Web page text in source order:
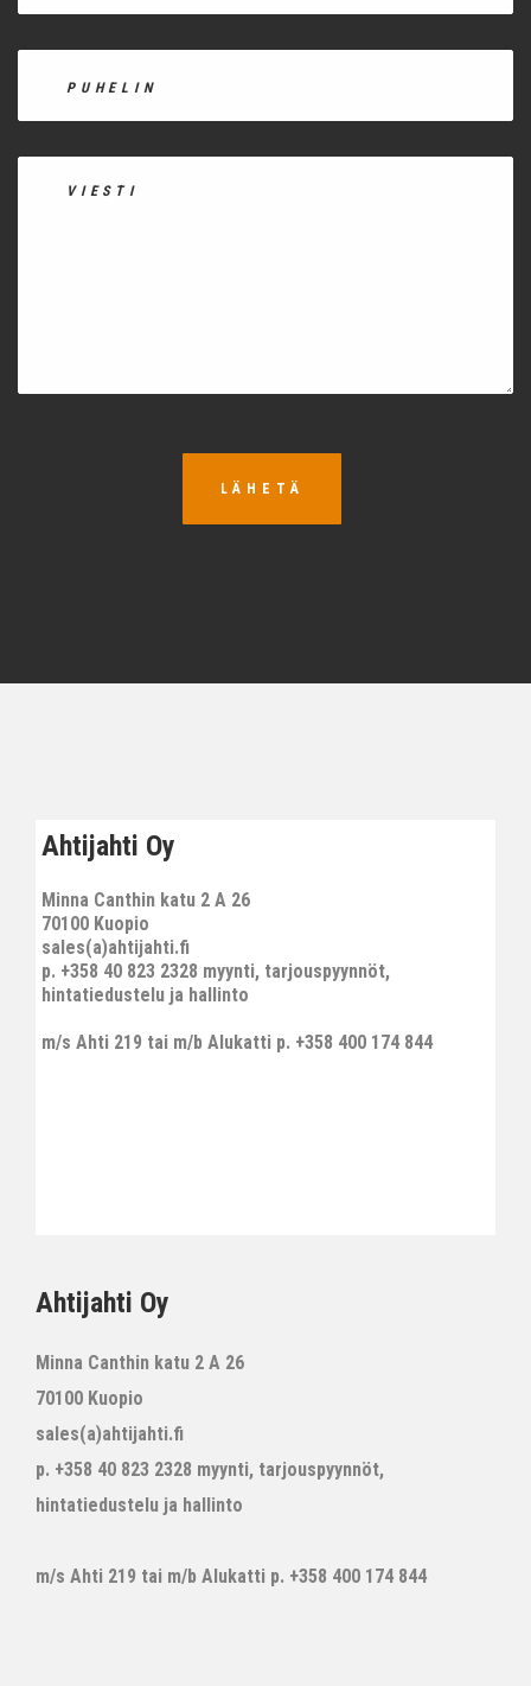
LÄHETÄ
Ahtijahti Oy
Minna Canthin katu 2 A 26
70100 Kuopio
sales(a)ahtijahti.fi
p. +358 40 823 2328 myynti, tarjouspyynnöt,
hintatiedustelu ja hallinto
m/s Ahti 219 tai m/b Alukatti p. +358 400 174 844
Ahtijahti Oy
Minna Canthin katu 2 A 26
70100 Kuopio
sales(a)ahtijahti.fi
p. +358 40 823 2328 myynti, tarjouspyynnöt,
hintatiedustelu ja hallinto
m/s Ahti 219 tai m/b Alukatti p. +358 400 174 844